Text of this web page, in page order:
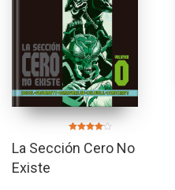
en
4.00
La Sección Cero No
Existe